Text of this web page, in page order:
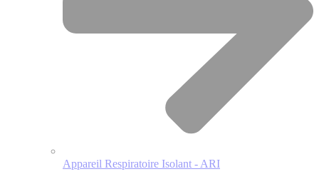
Appareil Respiratoire Isolant - ARI